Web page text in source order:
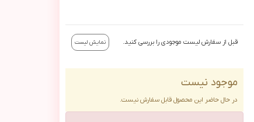
قبل از سفارش لیست موجودی را بررسی کنید. نمایش لیست
موجود نیست
در حال حاضر این محصول قابل سفارش نیست.